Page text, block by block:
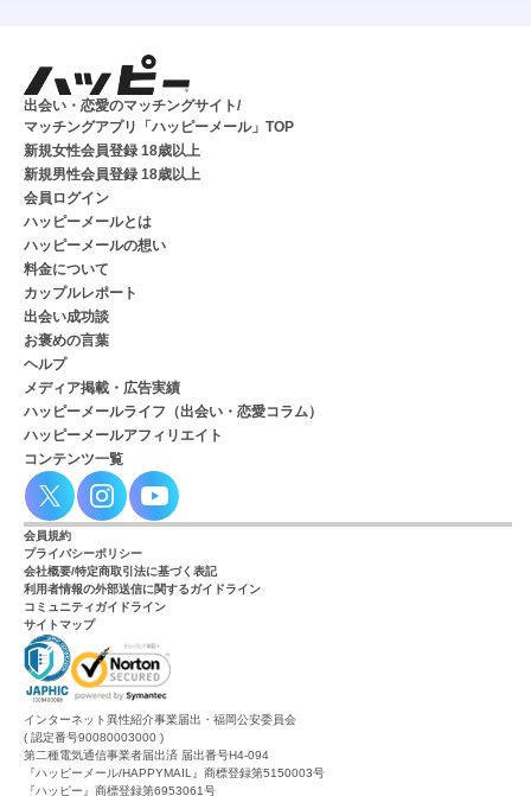
出会い・恋愛のマッチングサイト/
マッチングアプリ「ハッピーメール」TOP
新規女性会員登録 18歳以上
新規男性会員登録 18歳以上
会員ログイン
ハッピーメールとは
ハッピーメールの想い
料金について
カップルレポート
出会い成功談
お褒めの言葉
ヘルプ
メディア掲載・広告実績
ハッピーメールライフ（出会い・恋愛コラム）
ハッピーメールアフィリエイト
コンテンツ一覧
会員規約
プライバシーポリシー
会社概要/特定商取引法に基づく表記
利用者情報の外部送信に関するガイドライン
コミュニティガイドライン
サイトマップ
インターネット異性紹介事業届出・福岡公安委員会
( 認定番号90080003000 )
第二種電気通信事業者届出済 届出番号H4-094
『ハッピーメール/HAPPYMAIL』商標登録第5150003号
『ハッピー』商標登録第6953061号